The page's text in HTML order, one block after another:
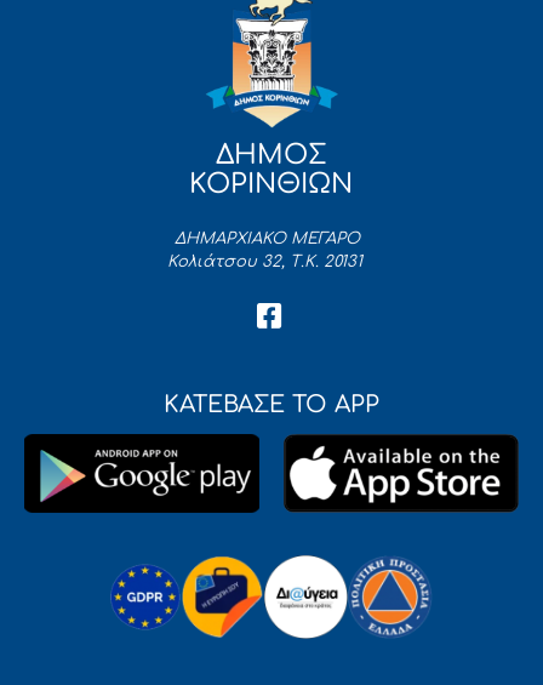
ΔΗΜΟΣ
ΚΟΡΙΝΘΙΩΝ
ΔΗΜΑΡΧΙΑΚΟ ΜΕΓΑΡΟ
Κολιάτσου 32, Τ.Κ. 20131
ΚΑΤΕΒΑΣΕ ΤΟ APP